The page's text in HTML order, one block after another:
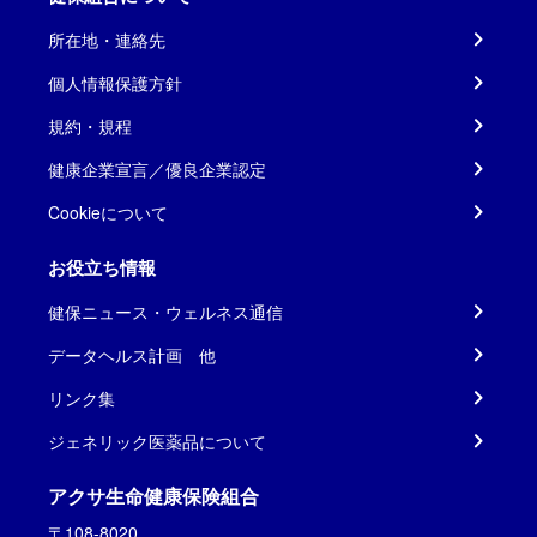
所在地・連絡先
個人情報保護方針
規約・規程
健康企業宣言／優良企業認定
Cookieについて
お役立ち情報
健保ニュース・ウェルネス通信
データヘルス計画 他
リンク集
ジェネリック医薬品について
アクサ生命健康保険組合
〒108-8020